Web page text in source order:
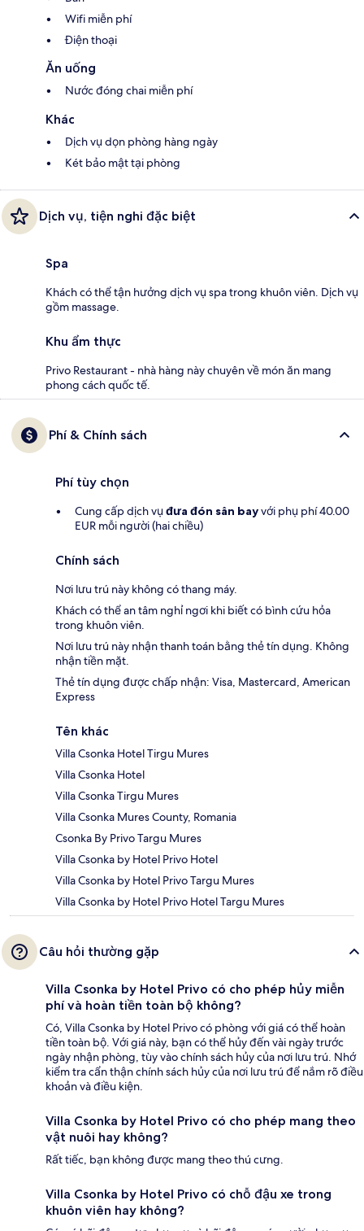
Wifi miễn phí
Điện thoại
Ăn uống
Nước đóng chai miễn phí
Khác
Dịch vụ dọn phòng hàng ngày
Két bảo mật tại phòng
Dịch vụ, tiện nghi đặc biệt
Spa
Khách có thể tận hưởng dịch vụ spa trong khuôn viên. Dịch vụ
gồm massage.
Khu ẩm thực
Privo Restaurant - nhà hàng này chuyên về món ăn mang
phong cách quốc tế.
Phí & Chính sách
Phí tùy chọn
Cung cấp dịch vụ đưa đón sân bayvới phụ phí 40.00
EUR mỗi người (hai chiều)
Chính sách
Nơi lưu trú này không có thang máy.
Khách có thể an tâm nghỉ ngơi khi biết có bình cứu hỏa
trong khuôn viên.
Nơi lưu trú này nhận thanh toán bằng thẻ tín dụng. Không
nhận tiền mặt.
Thẻ tín dụng được chấp nhận: Visa, Mastercard, American
Express
Tên khác
Villa Csonka Hotel Tirgu Mures
Villa Csonka Hotel
Villa Csonka Tirgu Mures
Villa Csonka Mures County, Romania
Csonka By Privo Targu Mures
Villa Csonka by Hotel Privo Hotel
Villa Csonka by Hotel Privo Targu Mures
Villa Csonka by Hotel Privo Hotel Targu Mures
Câu hỏi thường gặp
Villa Csonka by Hotel Privo có cho phép hủy miễn
phí và hoàn tiền toàn bộ không?
Có, Villa Csonka by Hotel Privo có phòng với giá có thể hoàn
tiền toàn bộ. Với giá này, bạn có thể hủy đến vài ngày trước
ngày nhận phòng, tùy vào chính sách hủy của nơi lưu trú. Nhớ
kiểm tra cẩn thận chính sách hủy của nơi lưu trú để nắm rõ điều
khoản và điều kiện.
Villa Csonka by Hotel Privo có cho phép mang theo
vật nuôi hay không?
Rất tiếc, bạn không được mang theo thú cưng.
Villa Csonka by Hotel Privo có chỗ đậu xe trong
khuôn viên hay không?